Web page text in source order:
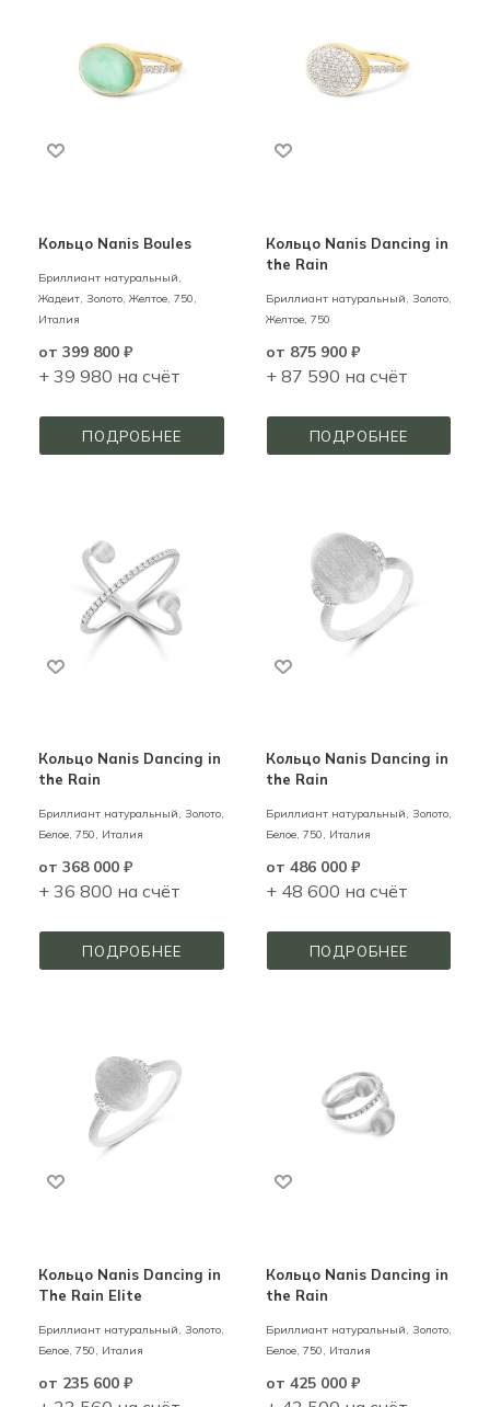
Кольцо Nanis Boules
Бриллиант натуральный,
Жадеит, Золото, Желтое, 750,
Италия
от 399 800 ₽
+ 39 980 на счёт
ПОДРОБНЕЕ
Кольцо Nanis Dancing in
the Rain
Бриллиант натуральный, Золото,
Желтое, 750
от 875 900 ₽
+ 87 590 на счёт
ПОДРОБНЕЕ
Кольцо Nanis Dancing in
the Rain
Бриллиант натуральный, Золото,
Белое, 750, Италия
от 368 000 ₽
+ 36 800 на счёт
ПОДРОБНЕЕ
Кольцо Nanis Dancing in
the Rain
Бриллиант натуральный, Золото,
Белое, 750, Италия
от 486 000 ₽
+ 48 600 на счёт
ПОДРОБНЕЕ
Кольцо Nanis Dancing in
The Rain Elite
Бриллиант натуральный, Золото,
Белое, 750, Италия
от 235 600 ₽
Кольцо Nanis Dancing in
the Rain
Бриллиант натуральный, Золото,
Белое, 750, Италия
от 425 000 ₽